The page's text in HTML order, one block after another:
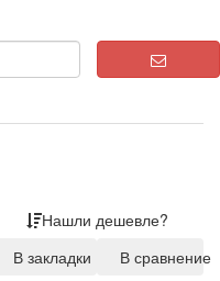
Нашли дешевле?
В закладки
В сравнение